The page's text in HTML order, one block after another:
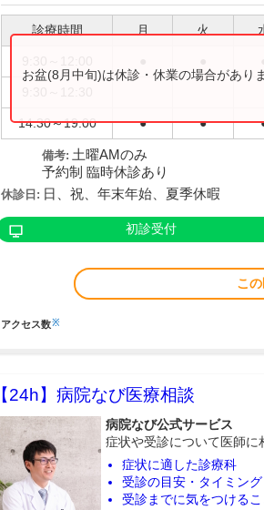
診療時間 月 火
14:30～19:00 ● ●
お盆(8月中旬)は休診・休業の場合があり
備考: 土曜AMのみ
予約制 臨時休診あり
休診日: 日、祝、年末年始、夏季休暇
初診受付
こ
アクセス数※
【24h】 病院なび医療相談
病院なび公式サービス
症状や受診について医師に
症状に適した診療科
受診の目安・タイミング
受診までに気をつけるこ